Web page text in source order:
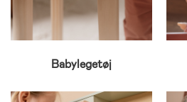
Babylegetøj